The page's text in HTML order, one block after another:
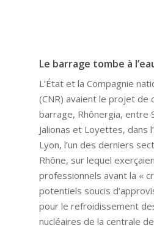
Le barrage tombe à
L’État et la Compagnie
(CNR) avaient le projet de
barrage, Rhônergia, entre
Jalionas et Loyettes, dans
Lyon, l’un des derniers
Rhône, sur lequel
professionnels avant la «
potentiels soucis
pour le refroidissement
nucléaires de la centrale